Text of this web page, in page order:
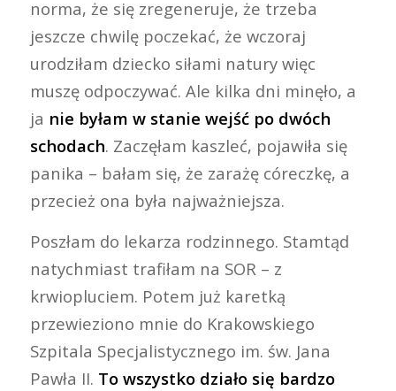
norma, że się zregeneruje, że trzeba
jeszcze chwilę poczekać, że wczoraj
urodziłam dziecko siłami natury więc
muszę odpoczywać. Ale kilka dni minęło, a
ja nie byłam w stanie wejść po dwóch
schodach. Zaczęłam kaszleć, pojawiła się
panika – bałam się, że zarażę córeczkę, a
przecież ona była najważniejsza.
Poszłam do lekarza rodzinnego. Stamtąd
natychmiast trafiłam na SOR – z
krwiopluciem. Potem już karetką
przewieziono mnie do Krakowskiego
Szpitala Specjalistycznego im. św. Jana
Pawła II. To wszystko działo się bardzo